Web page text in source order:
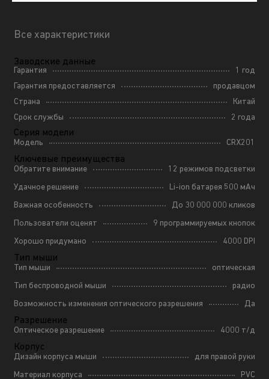
Все характеристики
Заводские данные
Гарантия
1 год
Гарантия предоставляется
продавцом
Страна
Китай
Срок службы
2 года
Серия модели
Модель CRX201
Ключевые преимущества
Обратите внимание
12 режимов подсветки
Удачное решение
Li-ion батарея 500 мАч
Важная особенность
До 30 000 000 кликов
Пользователи оценят
9 программируемых кнопок
Хорошо придумано
4000 DPI
Тип мыши
Тип мыши
оптическая
Тип беспроводной мыши
радио
Возможность изменения оптического разрешения
Да
Разрешение
Оптическое разрешение 4000 т/д
Корпус
Дизайн корпуса мыши
для правой руки
Материал корпуса
PVC